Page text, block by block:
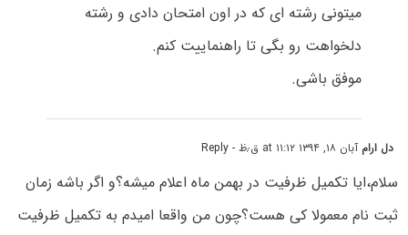
میتونی رشته ای که در اون امتحان دادی و رشته
دلخواهت رو بگی تا راهنماییت کنم.
موفق باشی.
دل ارام آبان ۱۸, ۱۳۹۴ at ۱۱:۱۲ ق٫ظ - Reply
سلام،ایا تکمیل ظرفیت در بهمن ماه اعلام میشه؟و اگر باشه زمان
ثبت نام معمولا کی هست؟چون من واقعا امیدم به تکمیل ظرفیت